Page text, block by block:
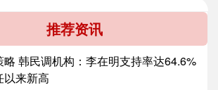
推荐资讯
略 韩民调机构：李在明支持率达64.6%
以来新高